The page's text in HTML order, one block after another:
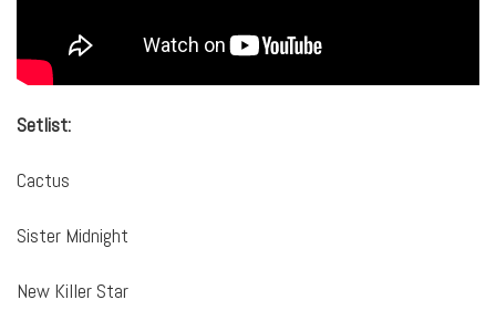
Setlist:
Cactus
Sister Midnight
New Killer Star